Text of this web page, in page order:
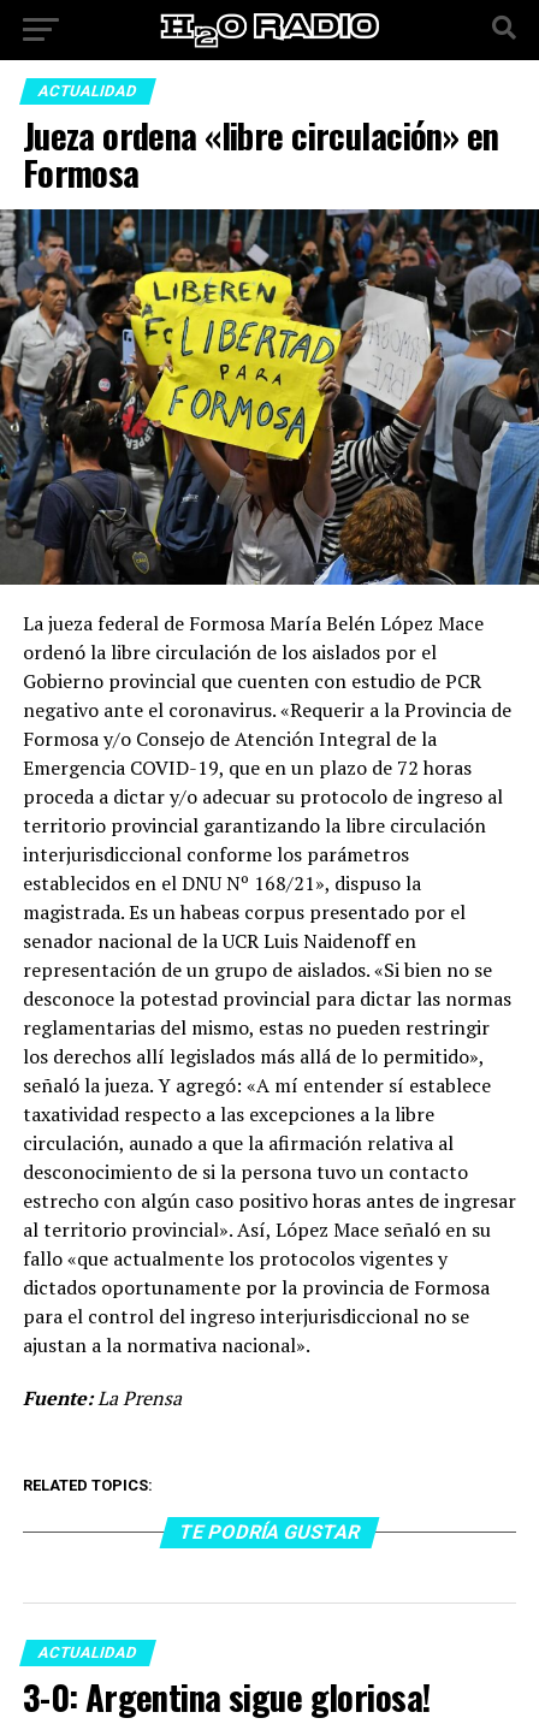
ACTUALIDAD
Jueza ordena «libre circulación» en
Formosa
La jueza federal de Formosa María Belén López Mace
ordenó la libre circulación de los aislados por el
Gobierno provincial que cuenten con estudio de PCR
negativo ante el coronavirus. «Requerir a la Provincia de
Formosa y/o Consejo de Atención Integral de la
Emergencia COVID-19, que en un plazo de 72 horas
proceda a dictar y/o adecuar su protocolo de ingreso al
territorio provincial garantizando la libre circulación
interjurisdiccional conforme los parámetros
establecidos en el DNU Nº 168/21», dispuso la
magistrada. Es un habeas corpus presentado por el
senador nacional de la UCR Luis Naidenoff en
representación de un grupo de aislados. «Si bien no se
desconoce la potestad provincial para dictar las normas
reglamentarias del mismo, estas no pueden restringir
los derechos allí legislados más allá de lo permitido»,
señaló la jueza. Y agregó: «A mí entender sí establece
taxatividad respecto a las excepciones a la libre
circulación, aunado a que la afirmación relativa al
desconocimiento de si la persona tuvo un contacto
estrecho con algún caso positivo horas antes de ingresar
al territorio provincial». Así, López Mace señaló en su
fallo «que actualmente los protocolos vigentes y
dictados oportunamente por la provincia de Formosa
para el control del ingreso interjurisdiccional no se
ajustan a la normativa nacional».
Fuente:La Prensa
RELATED TOPICS:
TE PODRÍA GUSTAR
ACTUALIDAD
3-0: Argentina sigue gloriosa!